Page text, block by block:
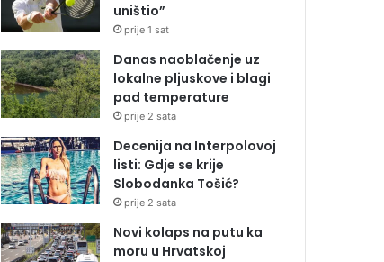
uništio”
prije 1 sat
Danas naoblačenje uz
lokalne pljuskove i blagi
pad temperature
prije 2 sata
Decenija na Interpolovoj
listi: Gdje se krije
Slobodanka Tošić?
prije 2 sata
Novi kolaps na putu ka
moru u Hrvatskoj